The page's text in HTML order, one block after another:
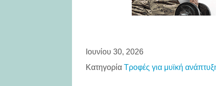
Ιουνίου 30, 2026
Κατηγορία Τροφές για μυϊκή